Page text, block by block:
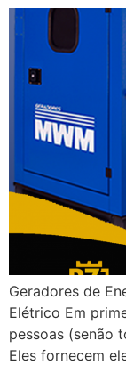
Geradores de
Elétrico Em
pessoas (senão
Eles fornecem